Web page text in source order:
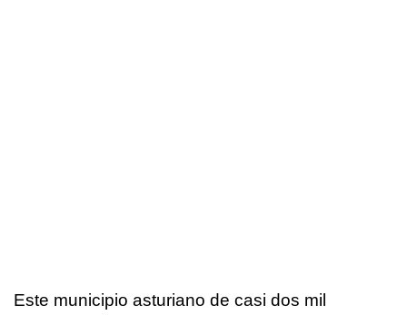
Este municipio asturiano de casi dos mil